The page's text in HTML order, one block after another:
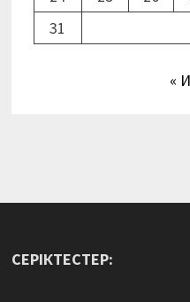
31
«
СЕРІКТЕСТЕР: